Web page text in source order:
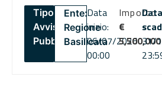
Tipo:
Avviso
Pubblico
Ente:
Regione
Basilicata
Data
inizio:
06/07/2026
00:00
Importo
€
5,500,000
31/